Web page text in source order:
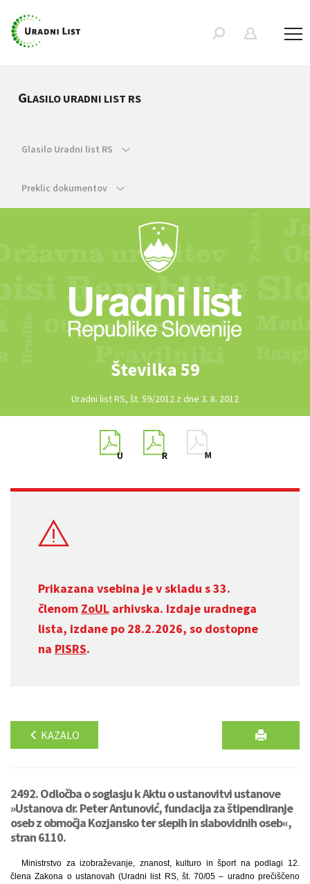
GLASILO URADNI LIST RS
Glasilo Uradni list RS
Preklic dokumentov
Številka 59
Uradni list RS, št. 59/2012 z dne 3. 8. 2012
Prikazana vsebina je v skladu s 33.
členom ZoUL arhivska. Izdaje uradnega
lista, izdane po 28.2.2026, so dostopne
na PISRS.
KAZALO
2492. Odločba o soglasju k Aktu o ustanovitvi ustanove
»Ustanova dr. Peter Antunović, fundacija za štipendiranje
oseb z območja Kozjansko ter slepih in slabovidnih oseb«,
stran 6110.
Ministrstvo za izobraževanje, znanost, kulturo in šport na podlagi 12.
člena Zakona o ustanovah (Uradni list RS, št. 70/05 – uradno prečiščeno